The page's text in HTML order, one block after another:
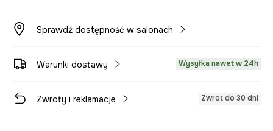
Sprawdź dostępność w salonach
Warunki dostawy Wysyłka nawet w 24h
Zwroty i reklamacje Zwrot do 30 dni